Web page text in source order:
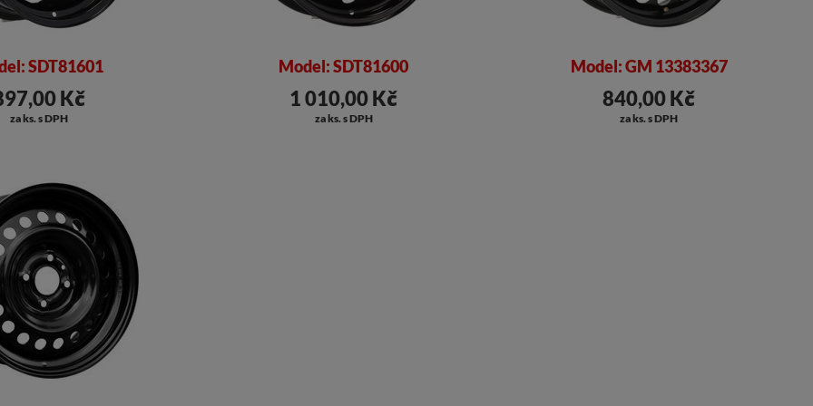
SDT81601
Kč
za ks. s DPH
Model: SDT81600
1 010,00 Kč
za ks. s DPH
Model: GM 13383367
840,00 Kč
za ks. s DPH